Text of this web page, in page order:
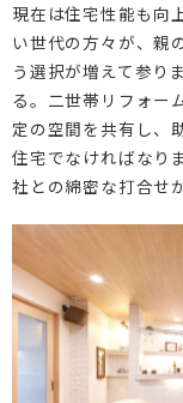
二世帯住宅リフォー
バリアフリー
ご高齢者のための
お身体の不自由な
介護保険事業「らく
リフォーム補助金
オフィスリフォーム
空き家・空き室の活用
会社情報
採用情報
お問合わせ
現在は住宅性能も向
い世代の方々が、親
う選択が増えて参り
る。二世帯リフォー
定の空間を共有し、
住宅でなければなり
社との綿密な打合せ